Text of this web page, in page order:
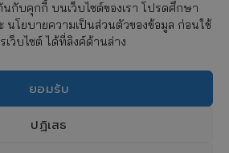
กับคุกกี้ บนเว็บไซต์ของเรา โปรดศึกษา
นโยบายความเป็นส่วนตัวของข้อมูล ก่อนใช้
เว็บไซต์ ได้ที่ลิงค์ด้านล่าง
ยอมรับ
ปฏิเสธ